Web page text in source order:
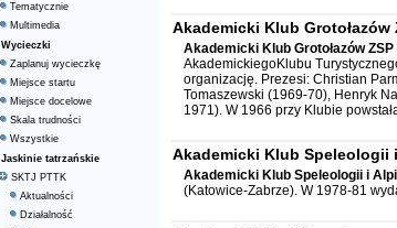
Tematycznie
Multimedia
Wycieczki
Zaplanuj wycieczkę
Miejsce startu
Miejsce docelowe
Skala trudności
Wszystkie
Jaskinie tatrzańskie
SKTJ PTTK
Aktualności
Działalność
Akademicki Klub Grotołazów
Akademicki Klub Grotołazów ZSP
AkademickiegoKlubu
organizację. Prezesi: Christian
Tomaszewski (1969-70), Henryk
1971). W 1966 przy Klubie
Akademicki Klub Speleologii
Akademicki Klub Speleologii i
(Katowice-Zabrze). W 1978-81